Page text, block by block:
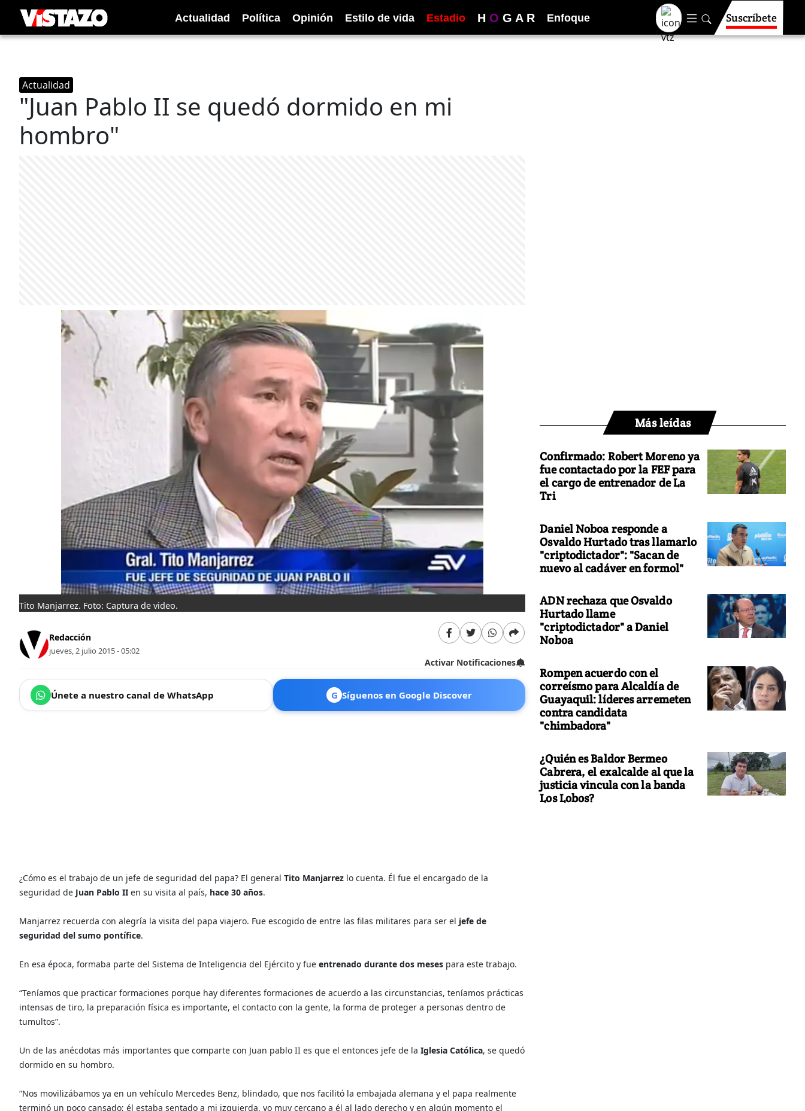
Actualidad Política Opinión Estilo de vida Estadio H O G A R Enfoque Suscríbete
Actualidad
"Juan Pablo II se quedó dormido en mi
hombro"
Tito Manjarrez. Foto: Captura de video.
Redacción
jueves, 2 julio 2015 - 05:02
Activar Notificaciones
Únete a nuestro canal de WhatsApp G Síguenos en Google Discover
¿Cómo es el trabajo de un jefe de seguridad del papa? El general Tito Manjarrez lo cuenta. Él fue el encargado de la
seguridad de Juan Pablo II en su visita al país, hace 30 años.
Manjarrez recuerda con alegría la visita del papa viajero. Fue escogido de entre las filas militares para ser el jefe de
seguridad del sumo pontífice.
En esa época, formaba parte del Sistema de Inteligencia del Ejército y fue entrenado durante dos meses para este trabajo.
“Teníamos que practicar formaciones porque hay diferentes formaciones de acuerdo a las circunstancias, teníamos prácticas
intensas de tiro, la preparación física es importante, el contacto con la gente, la forma de proteger a personas dentro de
tumultos”.
Un de las anécdotas más importantes que comparte con Juan pablo II es que el entonces jefe de la Iglesia Católica, se quedó
dormido en su hombro.
“Nos movilizábamos ya en un vehículo Mercedes Benz, blindado, que nos facilitó la embajada alemana y el papa realmente
terminó un poco cansado; él estaba sentado a mi izquierda, yo muy cercano a él al lado derecho y en algún momento el
Más leídas
Confirmado: Robert Moreno ya
fue contactado por la FEF para
el cargo de entrenador de La
Tri
Daniel Noboa responde a
Osvaldo Hurtado tras llamarlo
"criptodictador": "Sacan de
nuevo al cadáver en formol"
ADN rechaza que Osvaldo
Hurtado llame
"criptodictador" a Daniel
Noboa
Rompen acuerdo con el
correísmo para Alcaldía de
Guayaquil: líderes arremeten
contra candidata
"chimbadora"
¿Quién es Baldor Bermeo
Cabrera, el exalcalde al que la
justicia vincula con la banda
Los Lobos?